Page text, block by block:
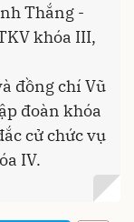
Thắng -
khóa III,
đồng chí Vũ
đoàn khóa
cử chức vụ
IV.